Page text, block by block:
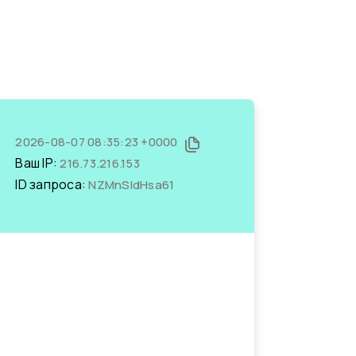
2026-08-07 08:35:23 +0000
Ваш IP:216.73.216.153
ID запроса:NZMnSldHsa61